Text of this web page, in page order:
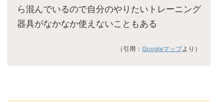
ら混んでいるので自分のやりたいトレーニング
器具がなかなか使えないこともある
（引用： Googleマップより）